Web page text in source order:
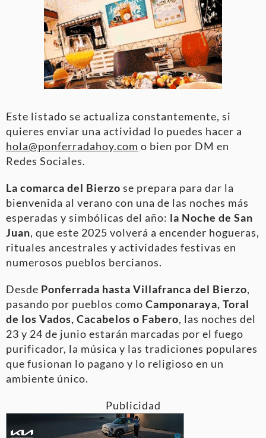
Este listado se actualiza constantemente, si
quieres enviar una actividad lo puedes hacer a
hola@ponferradahoy.com o bien por DM en
Redes Sociales.
La comarca del Bierzo se prepara para dar la
bienvenida al verano con una de las noches más
esperadas y simbólicas del año: la Noche de San
Juan, que este 2025 volverá a encender hogueras,
rituales ancestrales y actividades festivas en
numerosos pueblos bercianos.
Desde Ponferrada hasta Villafranca del Bierzo,
pasando por pueblos como Camponaraya, Toral
de los Vados, Cacabelos o Fabero, las noches del
23 y 24 de junio estarán marcadas por el fuego
purificador, la música y las tradiciones populares
que fusionan lo pagano y lo religioso en un
ambiente único.
Publicidad